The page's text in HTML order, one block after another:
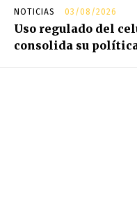
NOTICIAS 03/08/2026
Uso regulado del
consolida su